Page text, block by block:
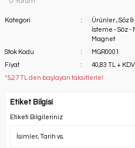
Kategori Ürünler ,Söz
İsteme - Söz -
Magnet
Stok Kodu
MGR0001
Fiyat
40,83 TL + KDV
*5,27 TL den başlayan taksitlerle!
Etiket Bilgisi
Etiketi Bilgileriniz